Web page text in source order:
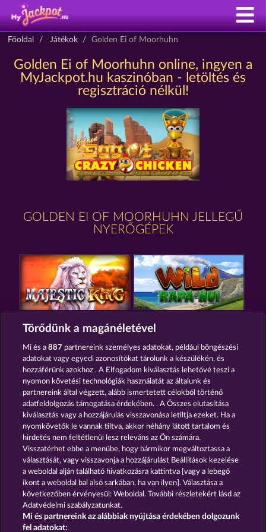
Főoldal Játékok Golden Ei of Moorhuhn
Golden Ei of Moorhuhn online, ingyen a
MyJackpot.hu kaszinóban - letöltés és
regisztráció nélkül!
GOLDEN EI OF MOORHUHN JELLEGŰ
NYERŐGÉPEK
MAJESTIC KING WILD RAPA NUI
CUTIE CAT SAVANNA MOON
Részvételi feltételek
Adatkezelési tájékoztató Impresszum
A cég GYIK Partnerprogram
Törődünk a magánéletével
Mi és a887 partnereink személyes adatokat, például böngészési
adatokat vagy egyedi azonosítókat tárolunk a készülékén, és
hozzáférünk azokhoz . A Elfogadom kiválasztás lehetővé teszi a
nyomon követési technológiák használatát az általunk és
partnereink által végzett, alább ismertetett célokból történő
adatfeldolgozás támogatása érdekében. . A Összes elutasítása
kiválasztás vagy a hozzájárulás visszavonása letiltja ezeket. Ha a
nyomkövetők le vannak tiltva, akkor néhány látott tartalom és
hirdetés nem feltétlenül lesz releváns az Ön számára.
Visszatérhet ebbe a menübe, hogy bármikor megváltoztassa a
választását, vagy visszavonja a hozzájárulást Beállítások kezelése
a weboldal alján található hivatkozásra kattintva [vagy a lebegő
ikont a weboldal bal alsó sarkában, ha van ilyen]. Választása a
következőben érvényesül: Weboldal. További részletekért lásd az
Adatvédelmi szabályzatunkat.
Mi és partnereink az alábbiak nyújtása érdekében dolgozunk
fel adatokat: